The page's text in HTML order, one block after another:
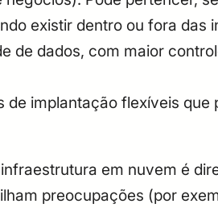
CPF Email
Digite sua senha Confirme a senha
existir dentro ou fora das
de dados, com maior
de implantação flexíveis
em nuvem é
preocupações (por